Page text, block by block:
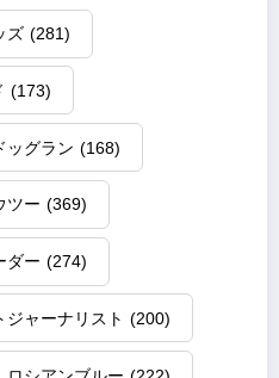
ズ (281)
(173)
ッグラン (168)
ツー (369)
ダー (274)
ジャーナリスト (200)